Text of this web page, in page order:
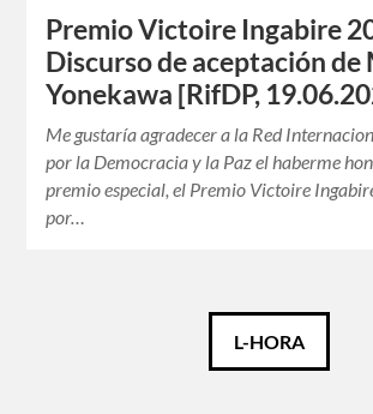
Premio Victoire Ingabire
Discurso de aceptación de
Yonekawa [RifDP,
Me gustaría agradecer a la Red
por la Democracia y la Paz el haberme
premio especial, el Premio Victoire
por…
L-HORA